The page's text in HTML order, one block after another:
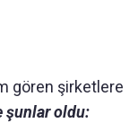
gören şirketlere
şunlar oldu: